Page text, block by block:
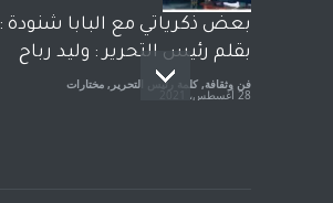
بعض ذكرياتي مع البابا شنودة :
بقلم رئيس التحرير : وليد رباح
فن وثقافة, كلمة رئيس التحرير , مختارات
28 أغسطس، 2021